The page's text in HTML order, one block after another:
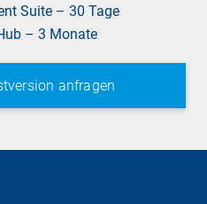
Suite – 30 Tage
– 3 Monate